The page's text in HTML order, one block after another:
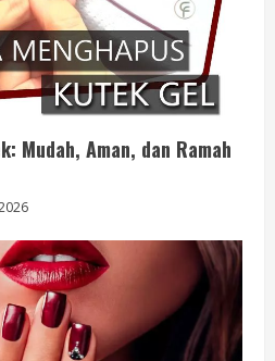
Mudah, Aman, dan Ramah